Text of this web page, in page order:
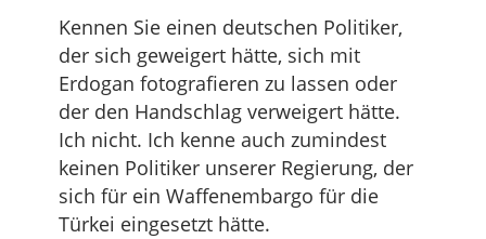
Kennen Sie einen deutschen Politiker,
der sich geweigert hätte, sich mit
Erdogan fotografieren zu lassen oder
der den Handschlag verweigert hätte.
Ich nicht. Ich kenne auch zumindest
keinen Politiker unserer Regierung, der
sich für ein Waffenembargo für die
Türkei eingesetzt hätte.